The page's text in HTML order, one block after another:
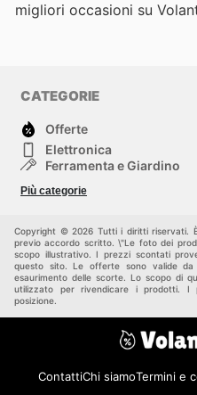
migliori occasioni su
CATEGORIE
Offerte
Elettronica
Ferramenta e Giardino
Bambini e Neonati
Più categorie
Copyright © 2026 Tutti i diritti riservati.
previo accordo scritto. \"Le foto dei
scopo illustrativo. I prezzi scontati
questo sito. Le offerte sono valide
esaurimento delle scorte. Lo scopo di
utilizzato per rivendicare i prodotti. I
posizione.
ContattiChi siamoTermini e